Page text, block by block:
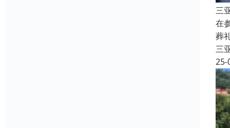
三
在
葬
三
25-